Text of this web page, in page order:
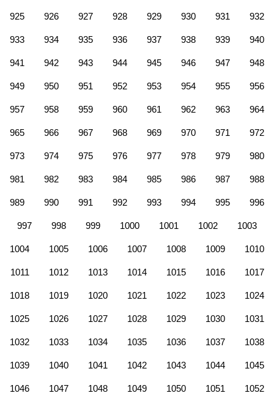
925 926 927 928 929 930 931 932
933 934 935 936 937 938 939 940
941 942 943 944 945 946 947 948
949 950 951 952 953 954 955 956
957 958 959 960 961 962 963 964
965 966 967 968 969 970 971 972
973 974 975 976 977 978 979 980
981 982 983 984 985 986 987 988
989 990 991 992 993 994 995 996
997 998 999 1000 1001 1002 1003
1004 1005 1006 1007 1008 1009 1010
1011 1012 1013 1014 1015 1016 1017
1018 1019 1020 1021 1022 1023 1024
1025 1026 1027 1028 1029 1030 1031
1032 1033 1034 1035 1036 1037 1038
1039 1040 1041 1042 1043 1044 1045
1046 1047 1048 1049 1050 1051 1052